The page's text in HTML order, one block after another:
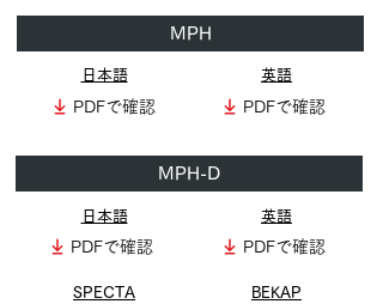
MPH
PDFで確認
日本語
PDFで確認
英語
MPH-D
PDFで確認
日本語
SPECTA
PDFで確認
英語
BEKAP